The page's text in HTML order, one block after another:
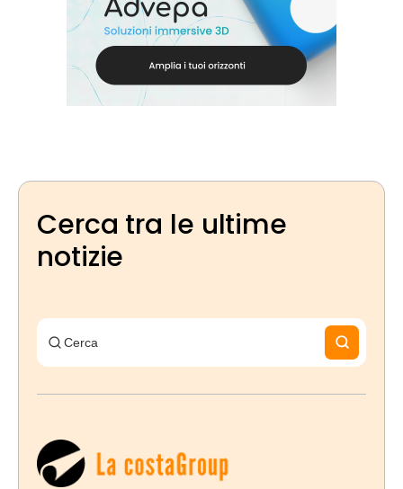
Cerca tra le ultime
notizie